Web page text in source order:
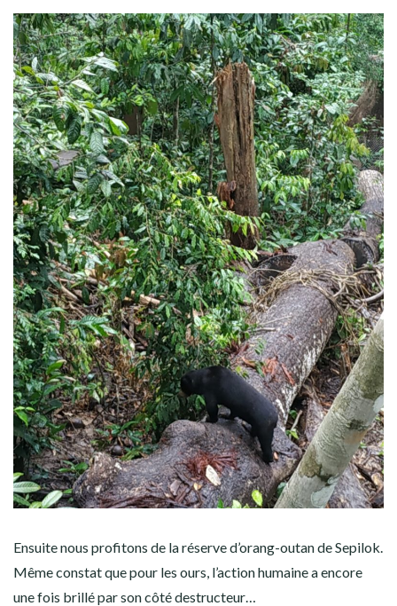
Ensuite nous profitons de la réserve d’orang-outan de Sepilok.
Même constat que pour les ours, l’action humaine a encore
une fois brillé par son côté destructeur…